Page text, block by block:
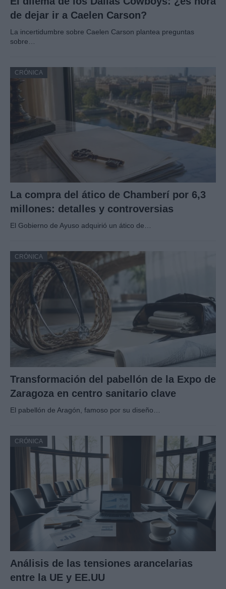
de dejar ir a Caelen Carson?
La incertidumbre sobre Caelen Carson plantea preguntas
sobre…
CRÓNICA
La compra del ático de Chamberí por 6,3
millones: detalles y controversias
El Gobierno de Ayuso adquirió un ático de…
CRÓNICA
Transformación del pabellón de la Expo de
Zaragoza en centro sanitario clave
El pabellón de Aragón, famoso por su diseño…
CRÓNICA
Análisis de las tensiones arancelarias
entre la UE y EE.UU